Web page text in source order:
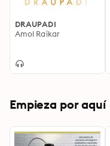
DRAUPADI
Amol Raikar
Empieza por aquí